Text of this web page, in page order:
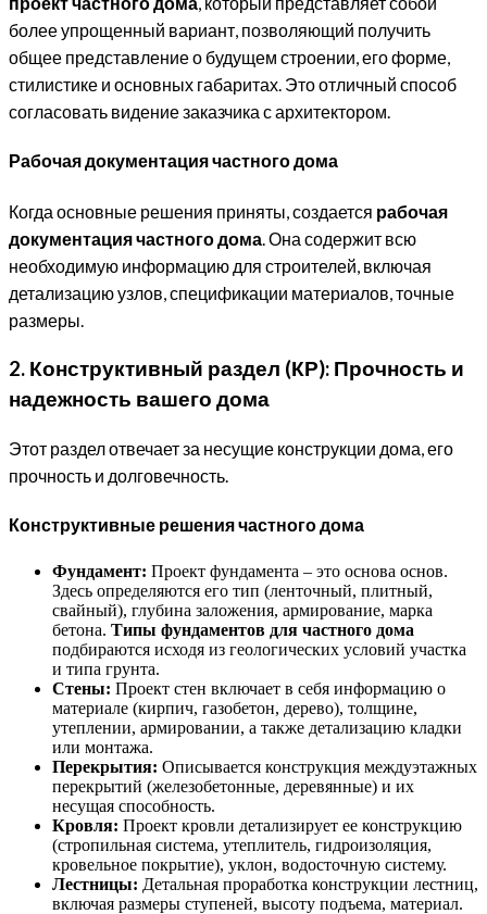
более упрощенный вариант, позволяющий получить
общее представление о будущем строении, его форме,
стилистике и основных габаритах. Это отличный способ
согласовать видение заказчика с архитектором.
Рабочая документация частного дома
Когда основные решения приняты, создается рабочая
документация частного дома . Она содержит всю
необходимую информацию для строителей, включая
детализацию узлов, спецификации материалов, точные
размеры.
2. Конструктивный раздел (КР): Прочность и
надежность вашего дома
Этот раздел отвечает за несущие конструкции дома, его
прочность и долговечность.
Конструктивные решения частного дома
Фундамент: Проект фундамента – это основа основ.
Здесь определяются его тип (ленточный, плитный,
свайный), глубина заложения, армирование, марка
бетона. Типы фундаментов для частного дома
подбираются исходя из геологических условий участка
и типа грунта.
Стены: Проект стен включает в себя информацию о
материале (кирпич, газобетон, дерево), толщине,
утеплении, армировании, а также детализацию кладки
или монтажа.
Перекрытия: Описывается конструкция междуэтажных
перекрытий (железобетонные, деревянные) и их
несущая способность.
Кровля: Проект кровли детализирует ее конструкцию
(стропильная система, утеплитель, гидроизоляция,
кровельное покрытие), уклон, водосточную систему.
Лестницы: Детальная проработка конструкции лестниц,
включая размеры ступеней, высоту подъема, материал.